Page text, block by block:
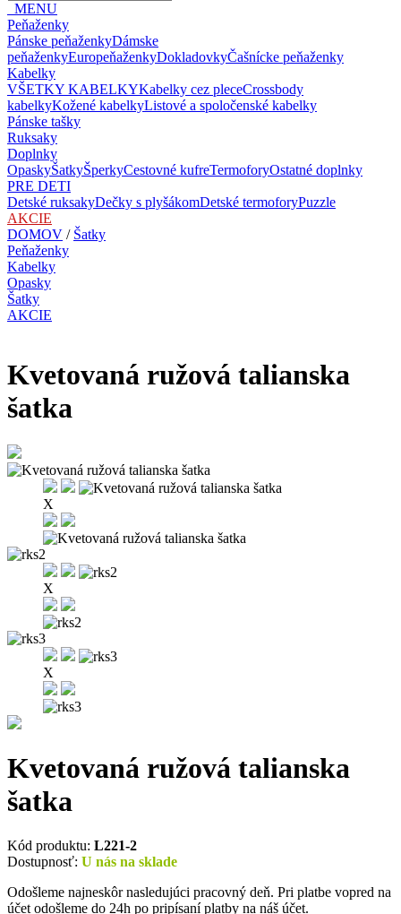
MENU
Peňaženky
Pánske peňaženkyDámske
peňaženkyEuropeňaženkyDokladovkyČašnícke peňaženky
Kabelky
VŠETKY KABELKYKabelky cez pleceCrossbody
kabelkyKožené kabelkyListové a spoločenské kabelky
Pánske tašky
Ruksaky
Doplnky
OpaskyŠatkyŠperkyCestovné kufreTermoforyOstatné doplnky
PRE DETI
Detské ruksakyDečky s plyšákomDetské termoforyPuzzle
AKCIE
DOMOV / Šatky
Peňaženky
Kabelky
Opasky
Šatky
AKCIE
Kvetovaná ružová talianska
šatka
X
X
X
Kvetovaná ružová talianska
šatka
Kód produktu: L221-2
Dostupnosť: U nás na sklade
Odošleme najneskôr nasledujúci pracovný deň. Pri platbe vopred na
účet odošleme do 24h po pripísaní platby na náš účet.